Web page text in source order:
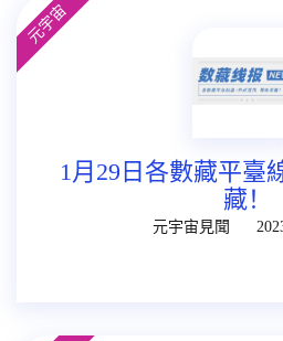
1月29日各數藏平臺
藏！
元宇宙見聞
元宇宙